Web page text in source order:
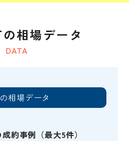
DATA
相場データ
相場データ
約事例（最大5件）